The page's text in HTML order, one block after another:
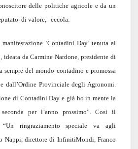
delle politiche agricole e da un
di valore, eccola:
manifestazione ‘Contadini Day’ tenuta al
ideata da Carmine Nardone, presidente di
sempre del mondo contadino e promossa
dall’Ordine Provinciale degli Agronomi.
di Contadini Day e già ho in mente la
per l’anno prossimo”. Così il
“Un ringraziamento speciale va agli
Nappi, direttore di InfinitiMondi, Franco